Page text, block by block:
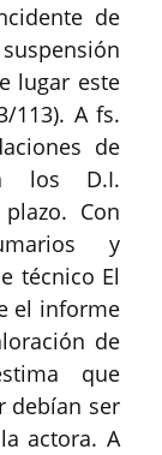
de
lugar este
113). A fs.
de
a los D.I.
Con
y
técnico El
el informe
de
que
debían ser
actora. A